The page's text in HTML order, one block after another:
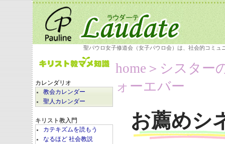
聖パウロ女子修道会（女子パウロ会）は、社会的コミ
カレンダリオ
教会カレンダー
聖人カレンダー
キリスト教入門
カテキズムを読もう
なるほど 社会教説
home ＞シスター
ォーエバー
お薦めシ